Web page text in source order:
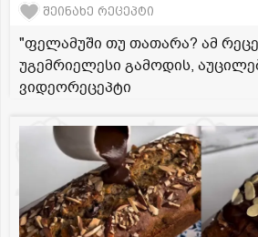
შეინახე რეცეპტი
"ფელამუში თუ თათარა? ამ
უგემრიელესი გამოდის,
ვიდეორეცეპტი